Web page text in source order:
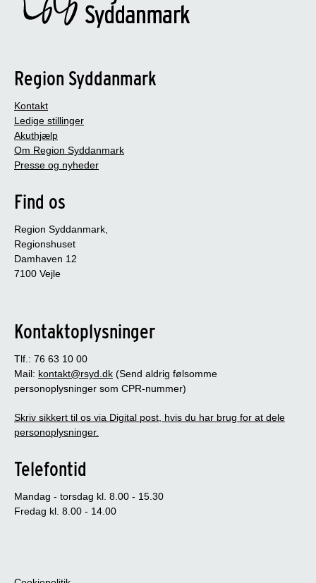
Region Syddanmark
Kontakt
Ledige stillinger
Akuthjælp
Om Region Syddanmark
Presse og nyheder
Find os
Region Syddanmark,
Regionshuset
Damhaven 12
7100 Vejle
Kontaktoplysninger
Tlf.: 76 63 10 00
Mail: kontakt@rsyd.dk (Send aldrig følsomme
personoplysninger som CPR-nummer)
Skriv sikkert til os via Digital post, hvis du har brug for at dele
personoplysninger.
Telefontid
Mandag - torsdag kl. 8.00 - 15.30
Fredag kl. 8.00 - 14.00